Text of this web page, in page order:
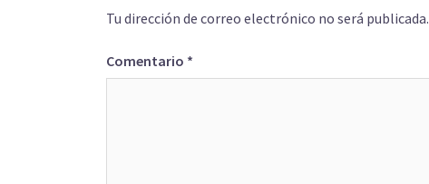
Tu dirección de correo electrónico no será publicada.
Comentario *